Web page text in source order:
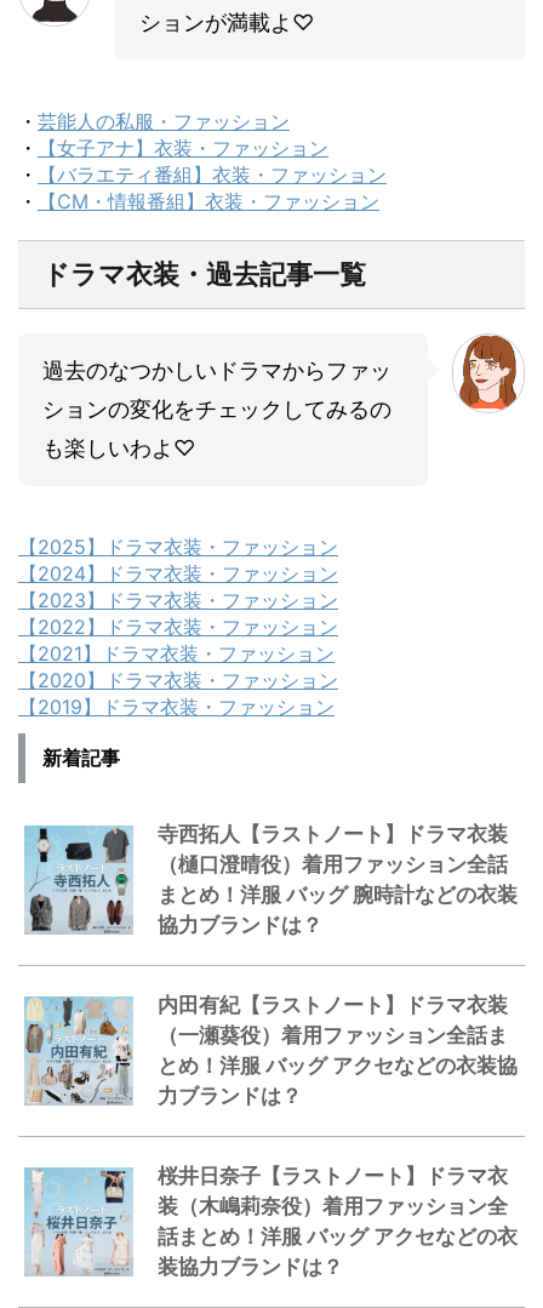
ションが満載よ♡
・ 芸能人の私服・ファッション
・
【女子アナ】衣装・ファッション
・
【バラエティ番組】衣装・ファッション
・
【CM・情報番組】衣装・ファッション
ドラマ衣装・過去記事一覧
過去のなつかしいドラマからファッ
ションの変化をチェックしてみるの
も楽しいわよ♡
【2025】ドラマ衣装・ファッション
【2024】ドラマ衣装・ファッション
【2023】ドラマ衣装・ファッション
【2022】ドラマ衣装・ファッション
【2021】ドラマ衣装・ファッション
【2020】ドラマ衣装・ファッション
【2019】ドラマ衣装・ファッション
新着記事
寺西拓人【ラストノート】ドラマ衣装
（樋口澄晴役）着用ファッション全話
まとめ！洋服 バッグ 腕時計などの衣装
協力ブランドは？
内田有紀【ラストノート】ドラマ衣装
（一瀬葵役）着用ファッション全話ま
とめ！洋服 バッグ アクセなどの衣装協
力ブランドは？
桜井日奈子【ラストノート】ドラマ衣
装（木嶋莉奈役）着用ファッション全
話まとめ！洋服 バッグ アクセなどの衣
装協力ブランドは？